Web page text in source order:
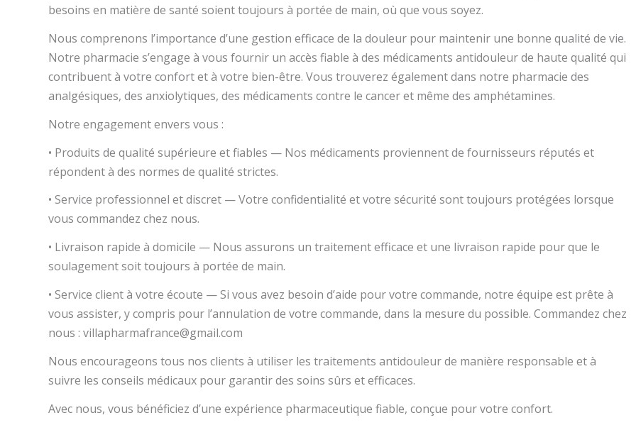
besoins en matière de santé soient toujours à portée de main, où que vous soyez.
Nous comprenons l’importance d’une gestion efficace de la douleur pour maintenir une bonne qualité de vie.
Notre pharmacie s’engage à vous fournir un accès fiable à des médicaments antidouleur de haute qualité qui
contribuent à votre confort et à votre bien-être. Vous trouverez également dans notre pharmacie des
analgésiques, des anxiolytiques, des médicaments contre le cancer et même des amphétamines.
Notre engagement envers vous :
• Produits de qualité supérieure et fiables — Nos médicaments proviennent de fournisseurs réputés et
répondent à des normes de qualité strictes.
• Service professionnel et discret — Votre confidentialité et votre sécurité sont toujours protégées lorsque
vous commandez chez nous.
• Livraison rapide à domicile — Nous assurons un traitement efficace et une livraison rapide pour que le
soulagement soit toujours à portée de main.
• Service client à votre écoute — Si vous avez besoin d’aide pour votre commande, notre équipe est prête à
vous assister, y compris pour l’annulation de votre commande, dans la mesure du possible. Commandez chez
nous : villapharmafrance@gmail.com
Nous encourageons tous nos clients à utiliser les traitements antidouleur de manière responsable et à
suivre les conseils médicaux pour garantir des soins sûrs et efficaces.
Avec nous, vous bénéficiez d’une expérience pharmaceutique fiable, conçue pour votre confort.